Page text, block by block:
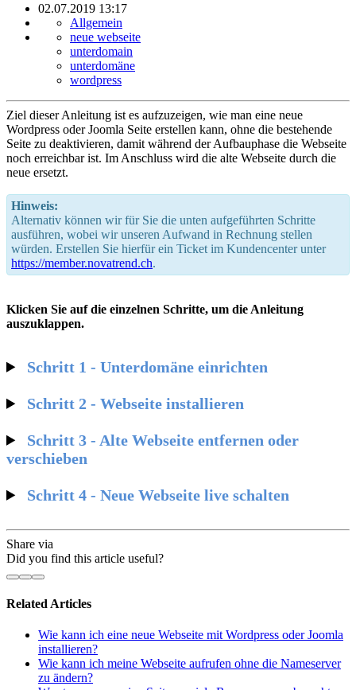
02.07.2019 13:17
Allgemein
neue webseite
unterdomain
unterdomäne
wordpress
Ziel dieser Anleitung ist es aufzuzeigen, wie man eine neue
Wordpress oder Joomla Seite erstellen kann, ohne die bestehende
Seite zu deaktivieren, damit während der Aufbauphase die Webseite
noch erreichbar ist. Im Anschluss wird die alte Webseite durch die
neue ersetzt.
Hinweis:
Alternativ können wir für Sie die unten aufgeführten Schritte
ausführen, wobei wir unseren Aufwand in Rechnung stellen
würden. Erstellen Sie hierfür ein Ticket im Kundencenter unter
https://member.novatrend.ch.
Klicken Sie auf die einzelnen Schritte, um die Anleitung
auszuklappen.
Schritt 1 - Unterdomäne einrichten
Schritt 2 - Webseite installieren
Schritt 3 - Alte Webseite entfernen oder
verschieben
Schritt 4 - Neue Webseite live schalten
Share via
Did you find this article useful?
Related Articles
Wie kann ich eine neue Webseite mit Wordpress oder Joomla
installieren?
Wie kann ich meine Webseite aufrufen ohne die Nameserver
zu ändern?